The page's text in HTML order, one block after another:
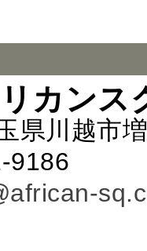
カンス
県川越市